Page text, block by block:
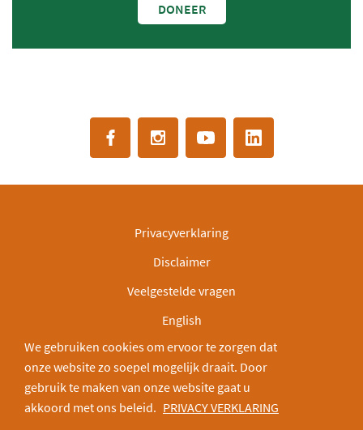
DONEER
Privacyverklaring
Disclaimer
Veelgestelde vragen
English
IBAN: NL30INGB0000003166
Deel via:
We gebruiken cookies om ervoor te zorgen dat
onze website zo soepel mogelijk draait. Door
gebruik te maken van onze website gaat u
akkoord met ons beleid. PRIVACY VERKLARING